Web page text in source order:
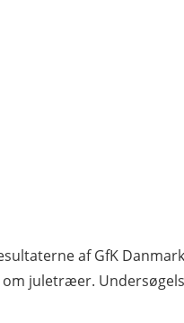
af GfK
juletræer.